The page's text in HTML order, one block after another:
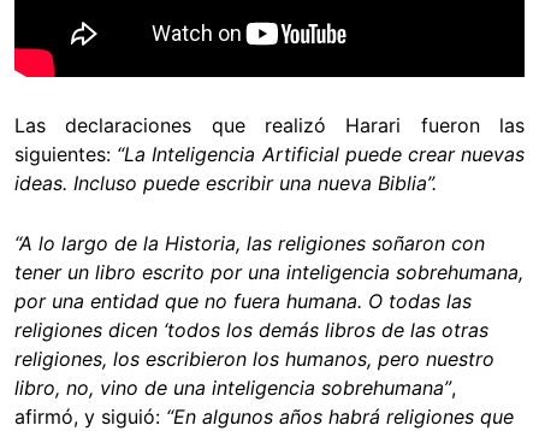
Las declaraciones que realizó Harari fueron las
siguientes: “La Inteligencia Artificial puede crear nuevas
ideas. Incluso puede escribir una nueva Biblia”.
“A lo largo de la Historia, las religiones soñaron con
tener un libro escrito por una inteligencia sobrehumana,
por una entidad que no fuera humana. O todas las
religiones dicen ‘todos los demás libros de las otras
religiones, los escribieron los humanos, pero nuestro
libro, no, vino de una inteligencia sobrehumana”,
afirmó, y siguió: “En algunos años habrá religiones que